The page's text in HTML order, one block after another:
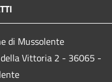
di Mussolente
della Vittoria 2 - 36065 -